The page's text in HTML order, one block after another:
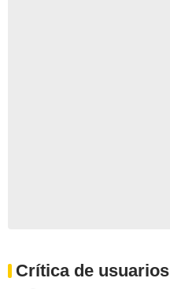
Crítica de usuarios